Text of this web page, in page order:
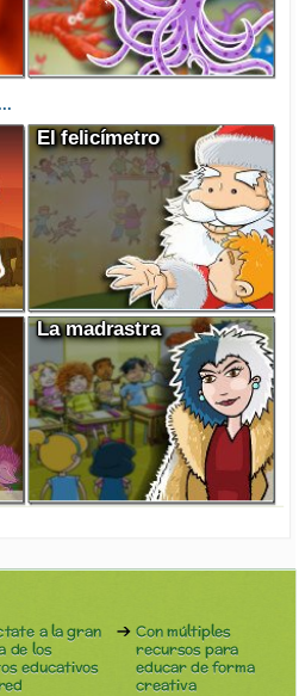
El felicímetro
La madrastra
a la gran
de los
educativos
Con múltiples
recursos para
educar de forma
creativa